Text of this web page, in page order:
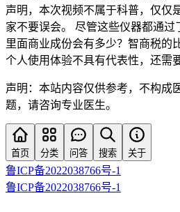
声明，本次视频不属于科普，仅仅
家不要误会。 尽管这些仪器都通
里面商业成份会有多少？智商税的
个人使用体验不具有代表性，还需
声明：本站内容仅供参考，不构成
题，请咨询专业医生。
首页 分类 问答 搜索 关于
鲁ICP备2022038766号-1
鲁ICP备2022038766号-1